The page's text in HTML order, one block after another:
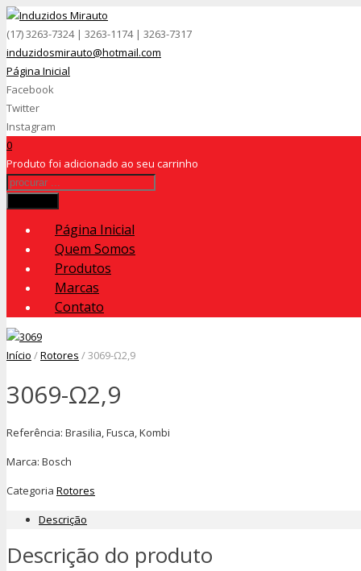
(17) 3263-7324 | 3263-1174 | 3263-7317
induzidosmirauto@hotmail.com
Página Inicial
Facebook
Twitter
Instagram
0
Produto foi adicionado ao seu carrinho
Página Inicial
Quem Somos
Produtos
Marcas
Contato
Início /Rotores / 3069-Ω2,9
3069-Ω2,9
Referência: Brasilia, Fusca, Kombi
Marca: Bosch
Categoria Rotores
Descrição
Descrição do produto